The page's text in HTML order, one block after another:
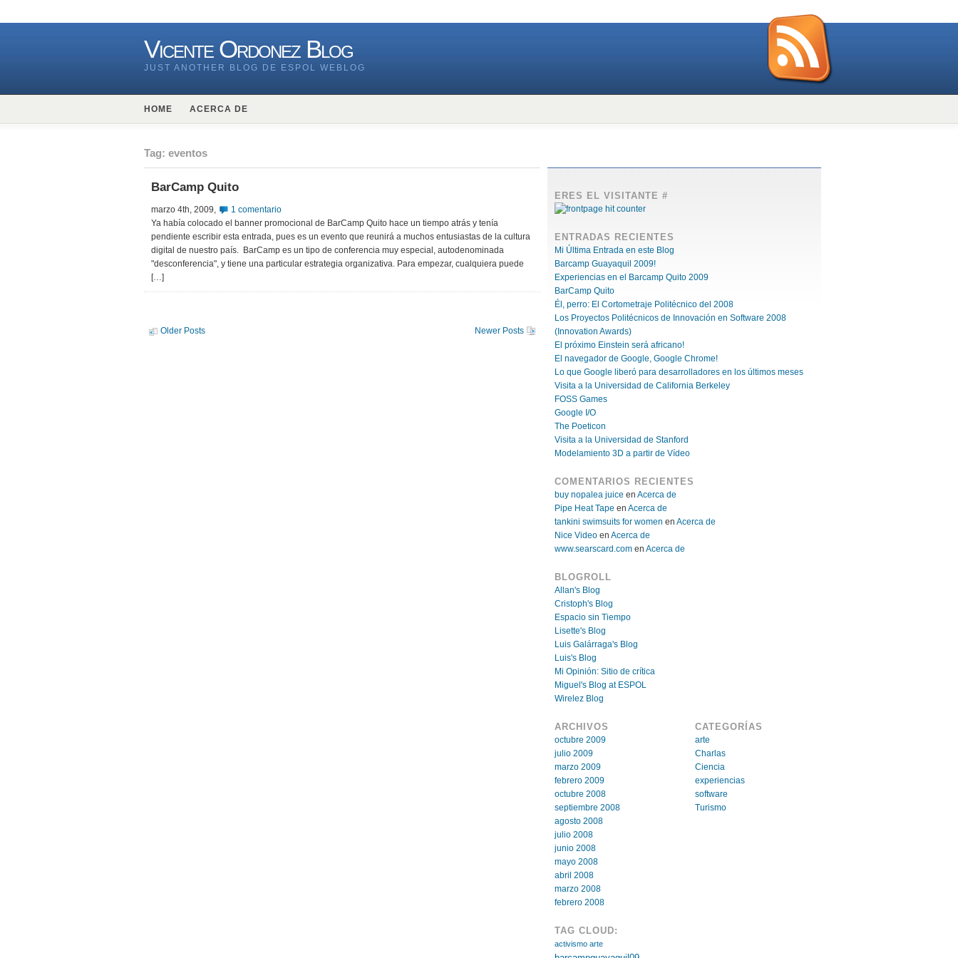
Vicente Ordonez Blog
JUST ANOTHER BLOG DE ESPOL WEBLOG
HOME ACERCA DE
Tag: eventos
BarCamp Quito
marzo 4th, 2009,
1 comentario
Ya había colocado el banner promocional de BarCamp Quito hace un tiempo atrás y tenía
pendiente escribir esta entrada, pues es un evento que reunirá a muchos entusiastas de la cultura
digital de nuestro país. BarCamp es un tipo de conferencia muy especial, autodenominada
"desconferencia", y tiene una particular estrategia organizativa. Para empezar, cualquiera puede
[…]
Older Posts Newer Posts
ERES EL VISITANTE #
ENTRADAS RECIENTES
Mi Última Entrada en este Blog
Barcamp Guayaquil 2009!
Experiencias en el Barcamp Quito 2009
BarCamp Quito
Él, perro: El Cortometraje Politécnico del 2008
Los Proyectos Politécnicos de Innovación en Software 2008
(Innovation Awards)
El próximo Einstein será africano!
El navegador de Google, Google Chrome!
Lo que Google liberó para desarrolladores en los últimos meses
Visita a la Universidad de California Berkeley
FOSS Games
Google I/O
The Poeticon
Visita a la Universidad de Stanford
Modelamiento 3D a partir de Vídeo
COMENTARIOS RECIENTES
buy nopalea juice en Acerca de
Pipe Heat Tape en Acerca de
tankini swimsuits for women en Acerca de
Nice Video en Acerca de
www.searscard.com en Acerca de
BLOGROLL
Allan's Blog
Cristoph's Blog
Espacio sin Tiempo
Lisette's Blog
Luis Galárraga's Blog
Luis's Blog
Mi Opinión: Sitio de crítica
Miguel's Blog at ESPOL
Wirelez Blog
ARCHIVOS
octubre 2009
julio 2009
marzo 2009
febrero 2009
octubre 2008
septiembre 2008
agosto 2008
julio 2008
junio 2008
mayo 2008
abril 2008
marzo 2008
febrero 2008
TAG CLOUD:
activismo arte
CATEGORÍAS
arte
Charlas
Ciencia
experiencias
software
Turismo